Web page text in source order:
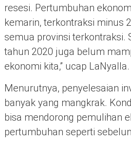
resesi. Pertumbuhan
kemarin, terkontraksi minus
semua provinsi terkontraksi.
tahun 2020 juga belum
ekonomi kita,” ucap LaNyalla.
Menurutnya, penyelesaian
banyak yang mangkrak.
bisa mendorong pemulihan
pertumbuhan seperti